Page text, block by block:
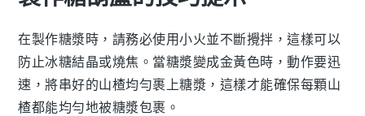
在製作糖漿時，請務必使用小火並不斷攪拌，這樣可以
防止冰糖結晶或燒焦。當糖漿變成金黃色時，動作要迅
速，將串好的山楂均勻裹上糖漿，這樣才能確保每顆山
楂都能均勻地被糖漿包裹。